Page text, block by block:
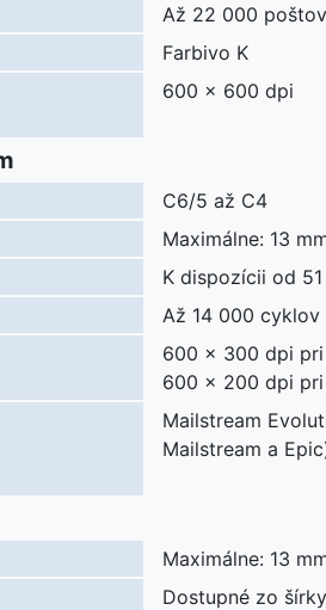
Až 22 000
Farbivo K
600 x 600 dpi
C6/5 až C4
Maximálne: 13
K dispozícii od
Až 14 000 cyklov
600 x 300 dpi pri
600 x 200 dpi pri
Mailstream
Mailstream a
Maximálne: 13
Dostupné zo